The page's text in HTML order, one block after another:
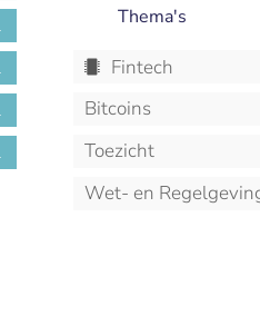
Thema's
Fintech
Bitcoins
Toezicht
Wet- en